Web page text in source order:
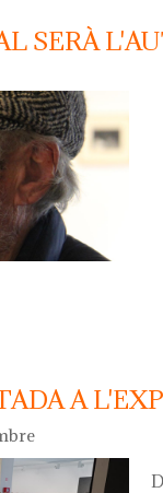
SERÀ
mariscal
A